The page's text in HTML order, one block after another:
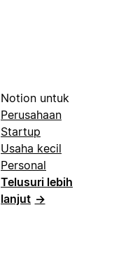
Notion untuk
Perusahaan
Startup
Usaha kecil
Personal
Telusuri lebih
lanjut →